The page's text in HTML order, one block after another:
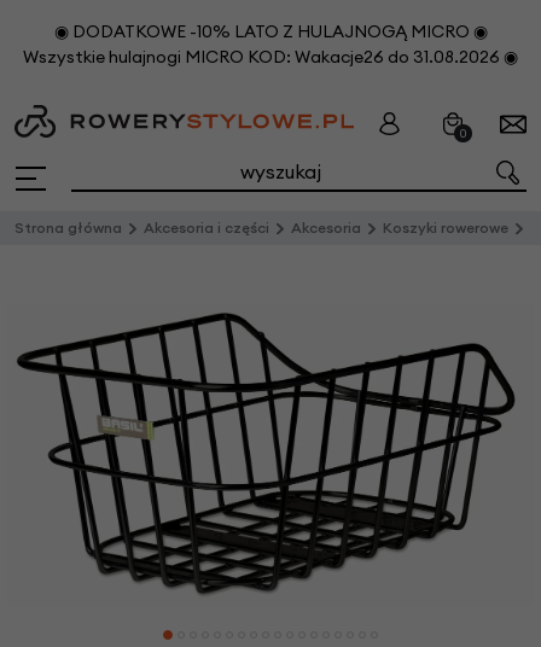
◉ DODATKOWE -10% LATO Z HULAJNOGĄ MICRO ◉
Wszystkie hulajnogi MICRO KOD: Wakacje26 do 31.08.2026 ◉
0
Strona główna Akcesoria i części Akcesoria Koszyki rowerowe